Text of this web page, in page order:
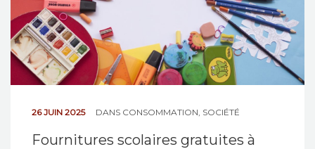
26 JUIN 2025 DANS CONSOMMATION SOCIÉTÉ
Fournitures scolaires gratuites à